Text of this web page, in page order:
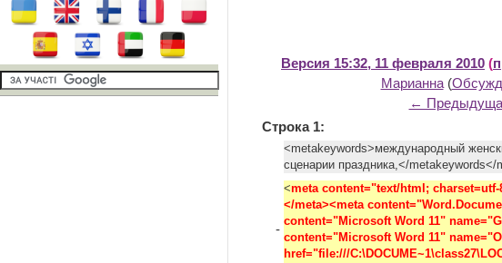
Версия 15:32, 11 февраля 2010 (
Марианна (
←
Строка 1:
<metakeywords>международный
сценарии праздника,</metakeywords</
-
<meta content="text/html;
</meta><meta
content="Microsoft Word 11"
content="Microsoft Word 11"
href="file:///